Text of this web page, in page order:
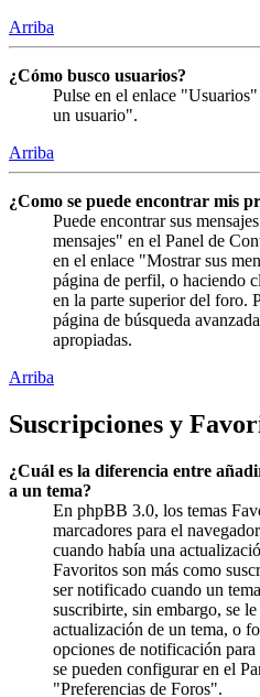
Arriba
¿Cómo busco usuarios?
Pulse en el enlace
un usuario".
Arriba
¿Como se puede encontrar mis
Puede encontrar sus
mensajes" en el Panel de
en el enlace "Mostrar sus
página de perfil, o haciendo
en la parte superior del foro.
página de búsqueda
apropiadas.
Arriba
Suscripciones y
¿Cuál es la diferencia entre
a un tema?
En phpBB 3.0, los temas
marcadores para el
cuando había una
Favoritos son más como
ser notificado cuando un
suscribirte, sin embargo, se
actualización de un tema, o
opciones de notificación
se pueden configurar en el
"Preferencias de Foros".